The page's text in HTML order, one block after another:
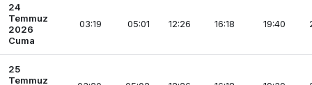
24
Temmuz
2026
Cuma
03:19 05:01 12:26 16:18 19:40
25
Temmuz